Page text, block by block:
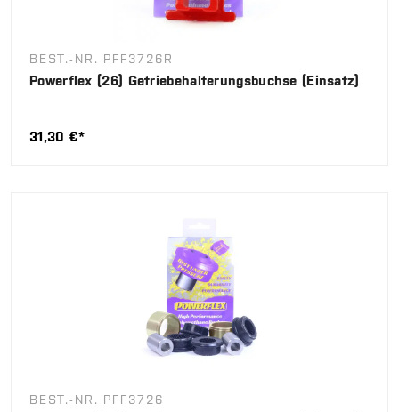
BEST.-NR. PFF3726R
Powerflex (26) Getriebehalterungsbuchse (Einsatz)
31,30 €*
BEST.-NR. PFF3726